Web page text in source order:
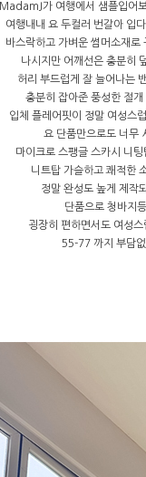
MadamJ가 여행에서 샘플입어
여행내내 요 두컬러 번갈아 입
바스락하고 가벼운 썸머소재로
나시지만 어깨선은 충분히
허리 부드럽게 잘 늘어나는
충분히 잡아준 풍성한 절
입체 플레어핏이 정말 여성스
요 단품만으로도 너무
마이크로 스팽글 스카시 니
니트탑 가슬하고 쾌적한
정말 완성도 높게 제작
단품으로 청바지
굉장히 편하면서도 여성
55-77 까지 부담